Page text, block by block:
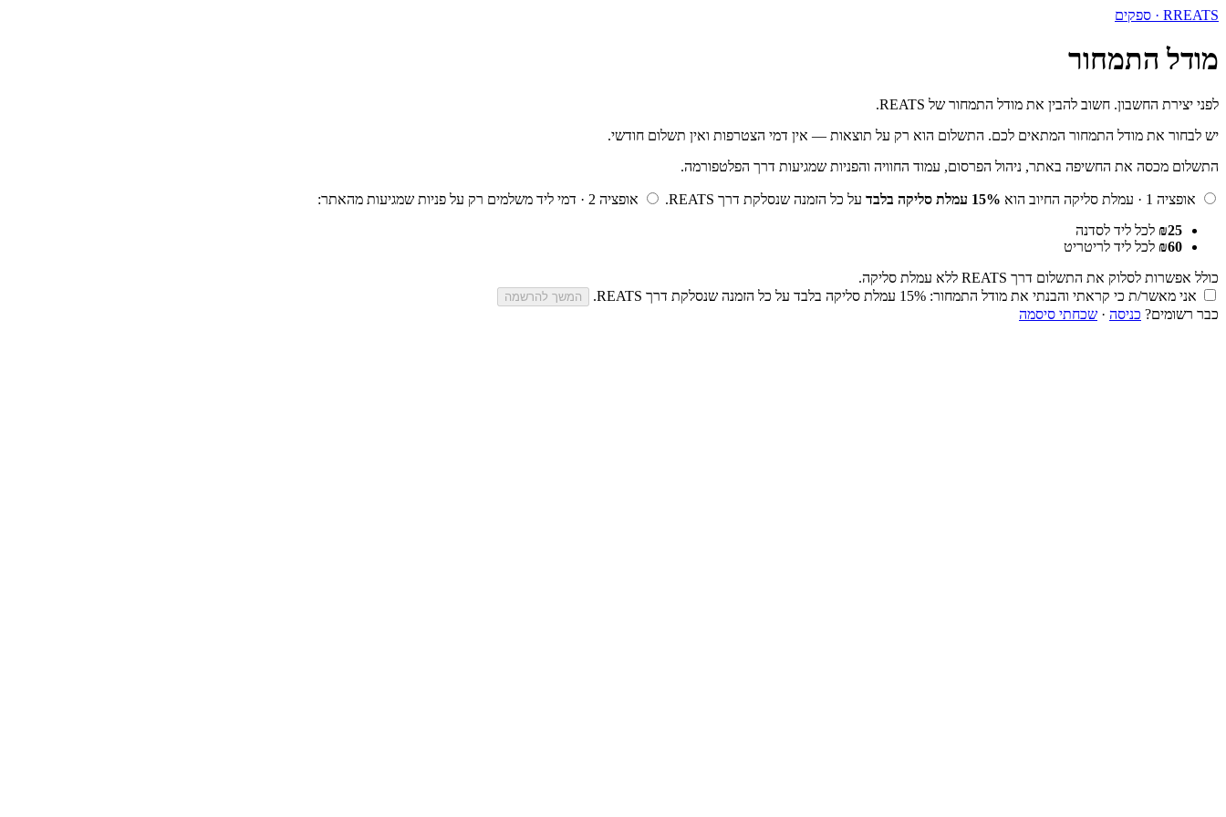
RREATS · ספקים
מודל התמחור
לפני יצירת החשבון. חשוב להבין את מודל התמחור של REATS.
יש לבחור את מודל התמחור המתאים לכם. התשלום הוא רק על תוצאות — אין דמי הצטרפות ואין תשלום חודשי.
התשלום מכסה את החשיפה באתר, ניהול הפרסום, עמוד החוויה והפניות שמגיעות דרך הפלטפורמה.
אופציה 1 · עמלת סליקה החיוב הוא 15% עמלת סליקה בלבד על כל הזמנה שנסלקת דרך REATS. אופציה 2 · דמי ליד
משלמים רק על פניות שמגיעות מהאתר:
₪25 לכל ליד לסדנה
₪60 לכל ליד לריטריט
כולל אפשרות לסלוק את התשלום דרך REATS ללא עמלת סליקה.
אני מאשר/ת כי קראתי והבנתי את מודל התמחור: 15% עמלת סליקה בלבד על כל הזמנה שנסלקת דרך REATS.
המשך להרשמה
כבר רשומים? כניסה · שכחתי סיסמה